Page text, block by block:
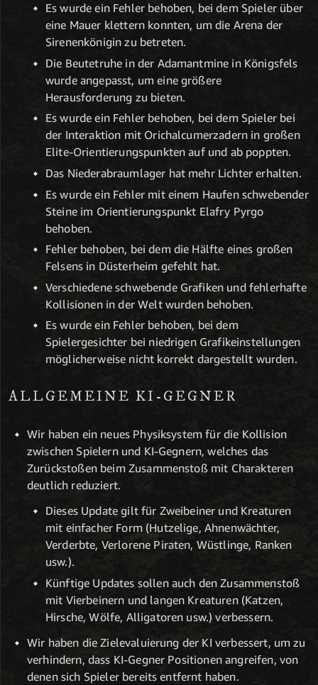
Es wurde ein Fehler behoben, bei dem Spieler über
eine Mauer klettern konnten, um die Arena der
Sirenenkönigin zu betreten.
Die Beutetruhe in der Adamantmine in Königsfels
wurde angepasst, um eine größere
Herausforderung zu bieten.
Es wurde ein Fehler behoben, bei dem Spieler bei
der Interaktion mit Orichalcumerzadern in großen
Elite-Orientierungspunkten auf und ab poppten.
Das Niederabraumlager hat mehr Lichter erhalten.
Es wurde ein Fehler mit einem Haufen schwebender
Steine im Orientierungspunkt Elafry Pyrgo
behoben.
Fehler behoben, bei dem die Hälfte eines großen
Felsens in Düsterheim gefehlt hat.
Verschiedene schwebende Grafiken und fehlerhafte
Kollisionen in der Welt wurden behoben.
Es wurde ein Fehler behoben, bei dem
Spielergesichter bei niedrigen Grafikeinstellungen
möglicherweise nicht korrekt dargestellt wurden.
ALLGEMEINE KI-GEGNER
Wir haben ein neues Physiksystem für die Kollision
zwischen Spielern und KI-Gegnern, welches das
Zurückstoßen beim Zusammenstoß mit Charakteren
deutlich reduziert.
Dieses Update gilt für Zweibeiner und Kreaturen
mit einfacher Form (Hutzelige, Ahnenwächter,
Verderbte, Verlorene Piraten, Wüstlinge, Ranken
usw.).
Künftige Updates sollen auch den Zusammenstoß
mit Vierbeinern und langen Kreaturen (Katzen,
Hirsche, Wölfe, Alligatoren usw.) verbessern.
Wir haben die Zielevaluierung der KI verbessert, um zu
verhindern, dass KI-Gegner Positionen angreifen, von
denen sich Spieler bereits entfernt haben.